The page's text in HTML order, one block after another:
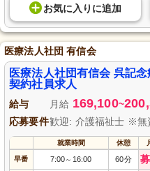
お気に入り に追加
医療法人社団 有信会
医療法人社団有信会 呉記
契約社員求人
給与 月給 169,100~
応募要件歓迎: 介護福祉士 ※無
就業時間 休憩
早番 7:00～ 16:00 60分